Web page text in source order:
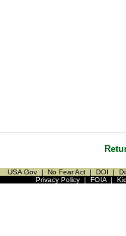
USA Gov | No Fear Act | DOI |
Privacy Policy| FOIA|